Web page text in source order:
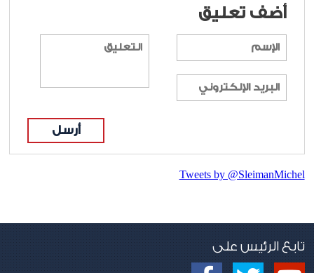
أضف تعليق
أرسل
Tweets by @SleimanMichel
تابع الرئيس على